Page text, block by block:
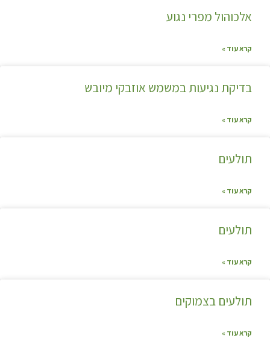
אלכוהול מפרי נגוע
קרא עוד »
בדיקת נגיעות במשמש אוזבקי מיובש
קרא עוד »
תולעים
קרא עוד »
תולעים
קרא עוד »
תולעים בצמוקים
קרא עוד »